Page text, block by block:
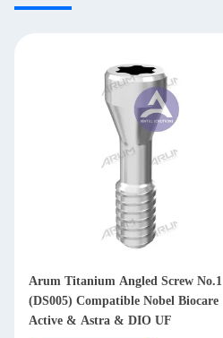
Arum Titanium Angled Screw No.1
(DS005) Compatible Nobel Biocare
Active & Astra & DIO UF